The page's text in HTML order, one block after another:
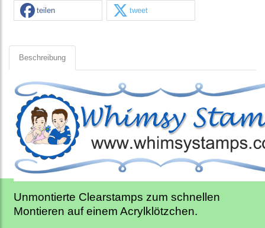
teilen tweet
Beschreibung
Unmontierte Clearstamps zum schnellen
Montieren auf einem Acrylklötzchen.